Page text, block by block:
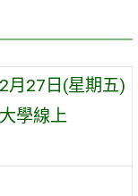
月27日(星期五)
學線上